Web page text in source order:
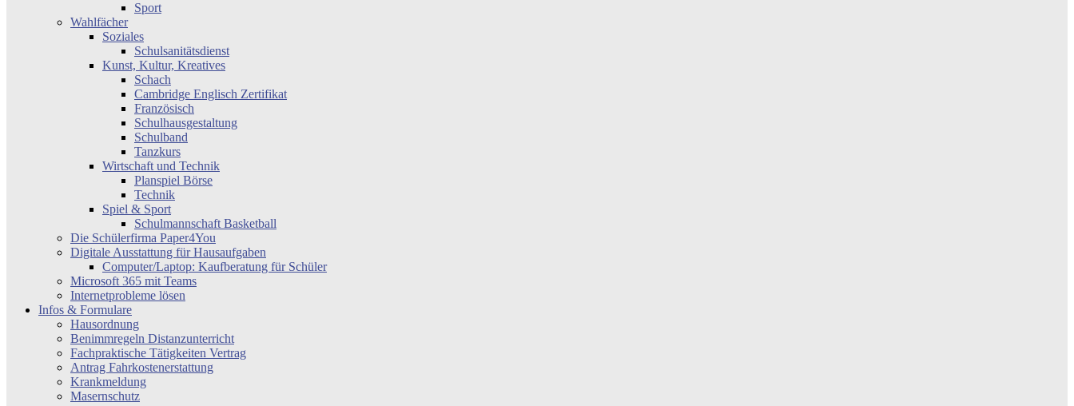
Sport
Wahlfächer
Soziales
Schulsanitätsdienst
Kunst, Kultur, Kreatives
Schach
Cambridge Englisch Zertifikat
Französisch
Schulhausgestaltung
Schulband
Tanzkurs
Wirtschaft und Technik
Planspiel Börse
Technik
Spiel & Sport
Schulmannschaft Basketball
Die Schülerfirma Paper4You
Digitale Ausstattung für Hausaufgaben
Computer/Laptop: Kaufberatung für Schüler
Microsoft 365 mit Teams
Internetprobleme lösen
Infos & Formulare
Hausordnung
Benimmregeln Distanzunterricht
Fachpraktische Tätigkeiten Vertrag
Antrag Fahrkostenerstattung
Krankmeldung
Masernschutz